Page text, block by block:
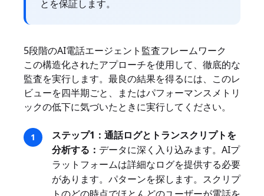
とを保証します。
5段階のAI電話エージェント監査フレームワーク
この構造化されたアプローチを使用して、徹底的な
監査を実行します。最良の結果を得るには、このレ
ビューを四半期ごと、またはパフォーマンスメトリ
ックの低下に気づいたときに実行してください。
ステップ1：通話ログとトランスクリプトを
分析する： データに深く入り込みます。AIプ
ラットフォームは詳細なログを提供する必要
があります。パターンを探します。スクリプ